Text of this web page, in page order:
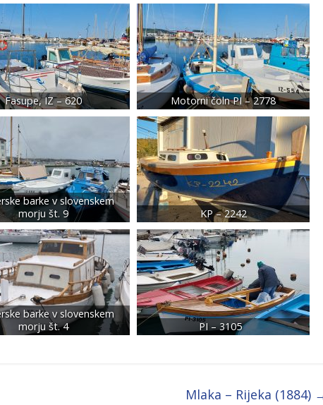
Fasupe, IZ – 620 Motorni čoln PI – 2778
barke v slovenskem
morju št. 9
KP – 2242
barke v slovenskem
morju št. 4
PI – 3105
Mlaka – Rijeka (1884)